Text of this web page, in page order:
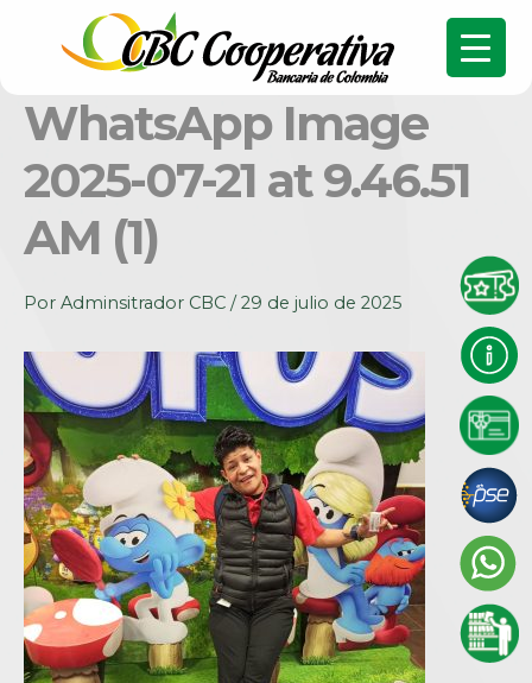
WhatsApp Image
2025-07-21 at 9.46.51
AM (1)
Por Adminsitrador CBC /29 de julio de 2025